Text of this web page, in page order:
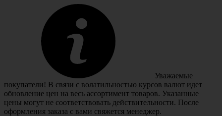
Уважаемые
покупатели! В связи с волатильностью курсов валют идет
обновление цен на весь ассортимент товаров. Указанные
цены могут не соответствовать действительности. После
оформления заказа с вами свяжется менеджер.